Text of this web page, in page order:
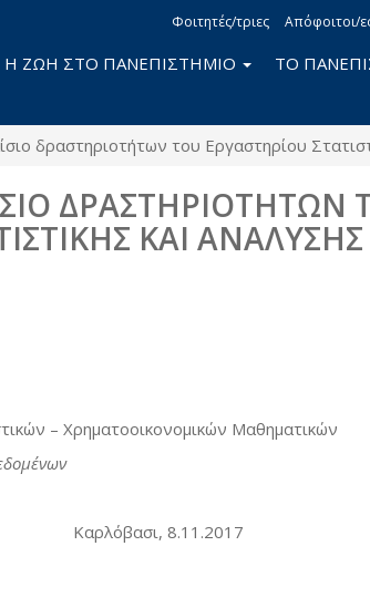
Φοιτητές/τριες Απόφοιτοι/
Η ΖΩΗ ΣΤΟ ΠΑΝΕΠΙΣΤΗΜΙΟ ΤΟ
δραστηριοτήτων του Εργαστηρίου
ΔΡΑΣΤΗΡΙΟΤΗΤΩΝ
ΚΑΙ ΑΝΑΛΥΣΗΣ
– Χρηματοοικονομικών Μαθηματικών